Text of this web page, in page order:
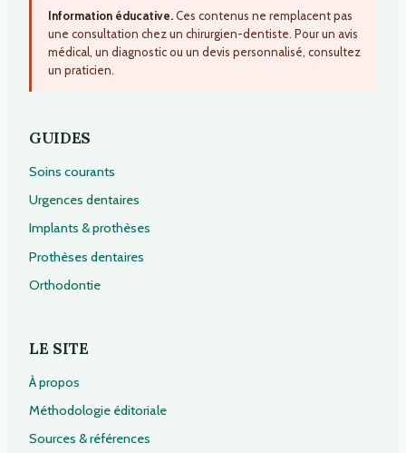
Information éducative.Ces contenus ne remplacent pas
une consultation chez un chirurgien-dentiste. Pour un avis
médical, un diagnostic ou un devis personnalisé, consultez
un praticien.
GUIDES
Soins courants
Urgences dentaires
Implants & prothèses
Prothèses dentaires
Orthodontie
LE SITE
À propos
Méthodologie éditoriale
Sources & références